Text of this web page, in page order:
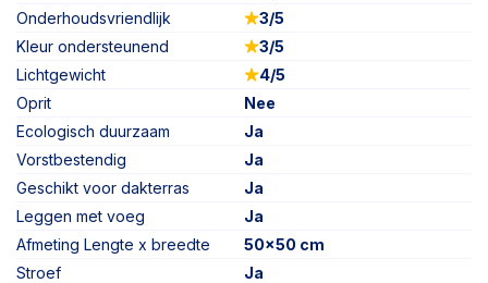
Onderhoudsvriendlijk
3/5
Kleur ondersteunend
3/5
Lichtgewicht
4/5
Oprit
Nee
Ecologisch duurzaam
Ja
Vorstbestendig
Ja
Geschikt voor dakterras
Ja
Leggen met voeg
Ja
Afmeting Lengte x breedte
50x50 cm
Stroef
Ja